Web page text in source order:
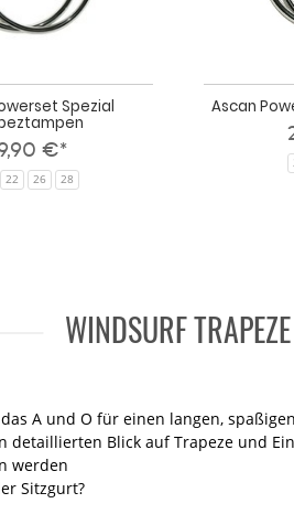
Spezial
€*
22 26 28
Ascan
WINDSURF TRAPEZE
A und O für einen langen,
detaillierten Blick auf Trapeze und
werden
Sitzgurt?